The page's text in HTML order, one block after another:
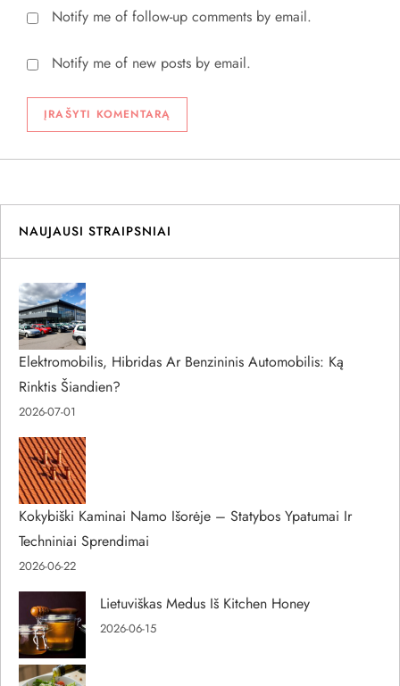
Notify me of follow-up comments by email.
Notify me of new posts by email.
NAUJAUSI STRAIPSNIAI
Elektromobilis, Hibridas Ar Benzininis Automobilis: Ką
Rinktis Šiandien?
2026-07-01
Kokybiški Kaminai Namo Išorėje – Statybos Ypatumai Ir
Techniniai Sprendimai
2026-06-22
Lietuviškas Medus Iš Kitchen Honey
2026-06-15